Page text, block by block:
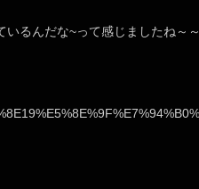
いるんだな~って感じましたね～～